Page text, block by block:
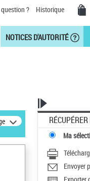
? Historique
NOTICES D'AUTORITÉ
Ma
Envoyer